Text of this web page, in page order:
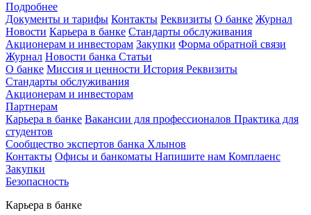
Подробнее
Документы и тарифы Контакты Реквизиты О банке Журнал
Новости Карьера в банке Стандарты обслуживания
Акционерам и инвесторам Закупки Форма обратной связи
Журнал Новости банка Статьи
О банке Миссия и ценности История Реквизиты
Стандарты обслуживания
Акционерам и инвесторам
Партнерам
Карьера в банке Вакансии для профессионалов Практика для
студентов
Сообщество экспертов банка Хлынов
Контакты Офисы и банкоматы Напишите нам Комплаенс
Закупки
Безопасность
Карьера в банке